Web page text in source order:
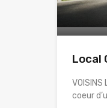
Local
VOISINS
coeur